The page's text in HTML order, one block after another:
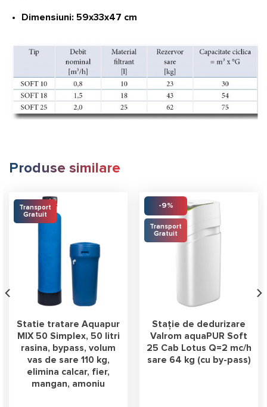
Dimensiuni: 59x33x47 cm
Produse similare
Transport
Gratuit
Statie tratare Aquapur
MIX 50 Simplex, 50 litri
rasina, bypass, volum
vas de sare 110 kg,
elimina calcar, fier,
mangan, amoniu
-9%
Transport
Gratuit
Stație de dedurizare
Valrom aquaPUR Soft
25 Cab Lotus Q=2 mc/h
sare 64 kg (cu by-pass)